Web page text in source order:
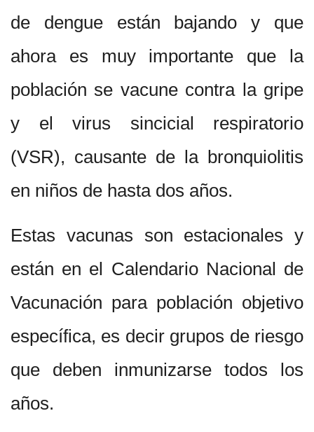
de dengue están bajando y que
ahora es muy importante que la
población se vacune contra la gripe
y el virus sincicial respiratorio
(VSR), causante de la bronquiolitis
en niños de hasta dos años.
Estas vacunas son estacionales y
están en el Calendario Nacional de
Vacunación para población objetivo
específica, es decir grupos de riesgo
que deben inmunizarse todos los
años.